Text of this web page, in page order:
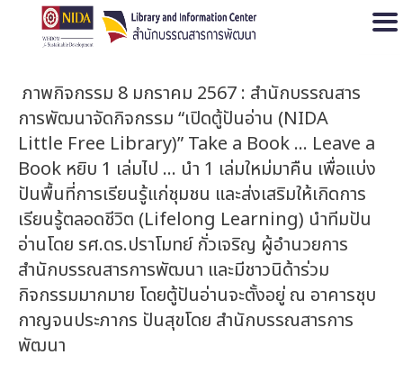
ภาพกิจกรรม 8 มกราคม 2567 : สำนักบรรณสาร
การพัฒนาจัดกิจกรรม “เปิดตู้ปันอ่าน (NIDA
Little Free Library)” Take a Book … Leave a
Book หยิบ 1 เล่มไป … นำ 1 เล่มใหม่มาคืน เพื่อแบ่ง
ปันพื้นที่การเรียนรู้แก่ชุมชน และส่งเสริมให้เกิดการ
เรียนรู้ตลอดชีวิต (Lifelong Learning) นำทีมปัน
อ่านโดย รศ.ดร.ปราโมทย์ กั่วเจริญ ผู้อำนวยการ
สำนักบรรณสารการพัฒนา และมีชาวนิด้าร่วม
กิจกรรมมากมาย โดยตู้ปันอ่านจะตั้งอยู่ ณ อาคารชุบ
กาญจนประภากร ปันสุขโดย สำนักบรรณสารการ
พัฒนา